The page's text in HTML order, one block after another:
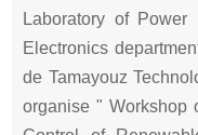
Laboratory of Power
Electronics
de Tamayouz
organise " Workshop